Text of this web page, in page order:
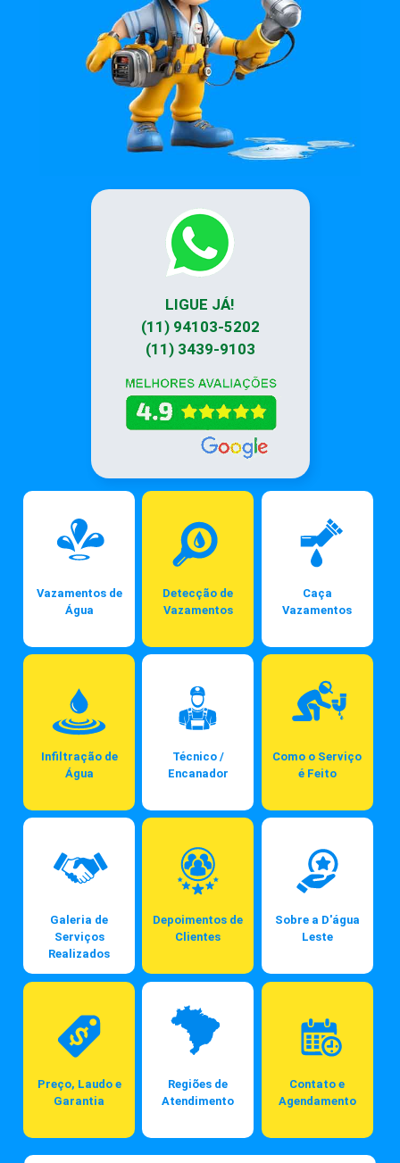
LIGUE JÁ!
(11) 94103-5202
(11) 3439-9103
Vazamentos de
Água
Detecção de
Vazamentos
Caça
Vazamentos
Infiltração de
Água
Técnico /
Encanador
Como o Serviço
é Feito
Galeria de
Serviços
Realizados
Depoimentos de
Clientes
Sobre a D'água
Leste
Preço, Laudo e
Garantia
Regiões de
Atendimento
Contato e
Agendamento